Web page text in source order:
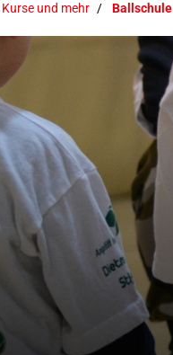
Kurse und mehr Ballschule